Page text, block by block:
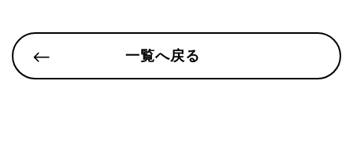
一覧へ戻る